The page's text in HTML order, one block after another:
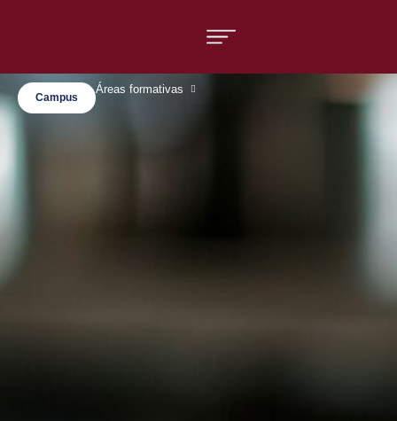
Campus
Áreas formativas